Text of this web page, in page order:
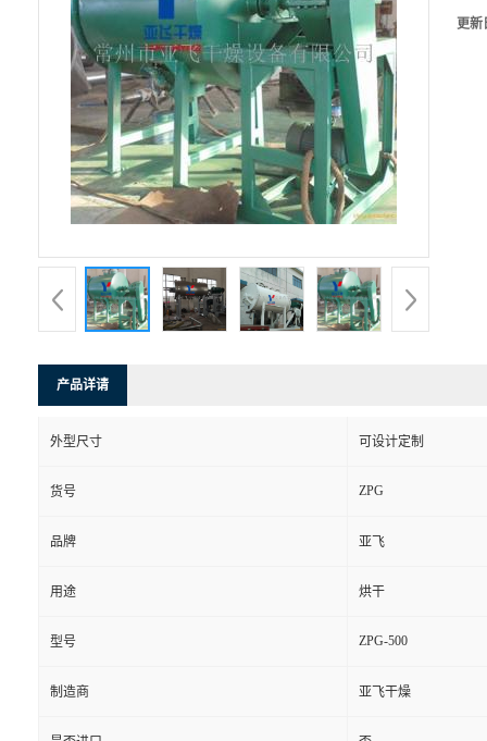
更新
产品详请
外型尺寸 可设计定制
货号 ZPG
品牌 亚飞
用途 烘干
型号 ZPG-500
制造商 亚飞干燥